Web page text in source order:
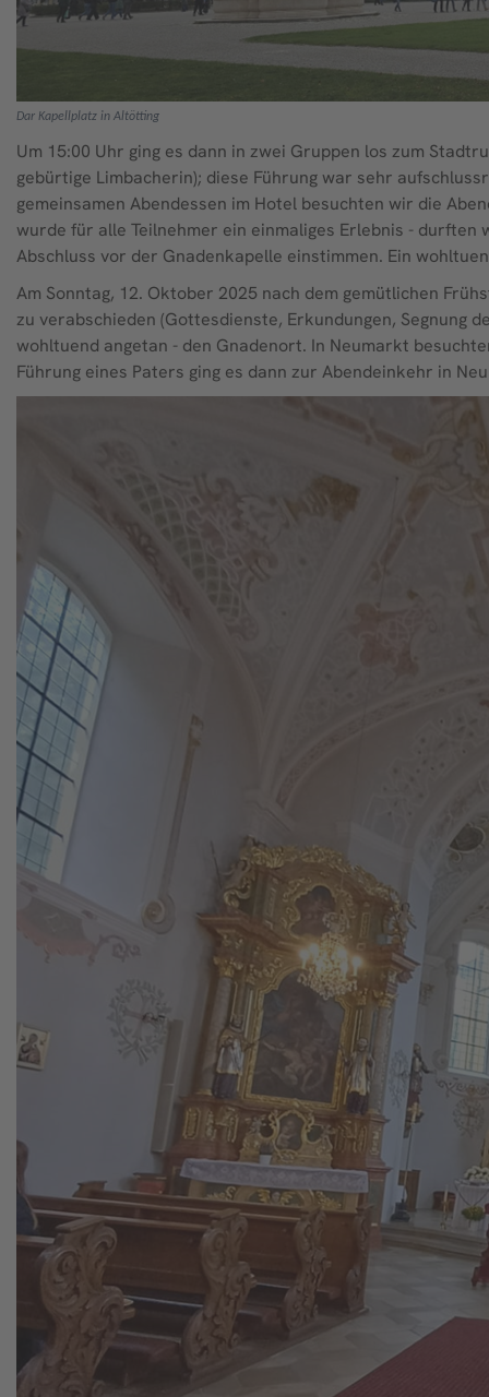
Dar Kapellplatz in Altötting
Um 15:00 Uhr ging es dann in zwei Gruppen los zum
gebürtige Limbacherin); diese Führung war sehr
gemeinsamen Abendessen im Hotel besuchten wir die
wurde für alle Teilnehmer ein einmaliges Erlebnis - durften
Abschluss vor der Gnadenkapelle einstimmen. Ein
Am Sonntag, 12. Oktober 2025 nach dem gemütlichen
zu verabschieden (Gottesdienste, Erkundungen, Segnung
wohltuend angetan - den Gnadenort. In Neumarkt
Führung eines Paters ging es dann zur Abendeinkehr in